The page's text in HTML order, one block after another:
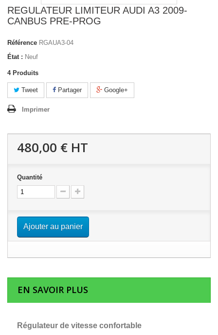
REGULATEUR LIMITEUR AUDI A3 2009-
CANBUS PRE-PROG
Référence RGAUA3-04
État : Neuf
4 Produits
Tweet Partager Google+
Imprimer
480,00 € HT
Quantité
Ajouter au panier
EN SAVOIR PLUS
Régulateur de vitesse confortable